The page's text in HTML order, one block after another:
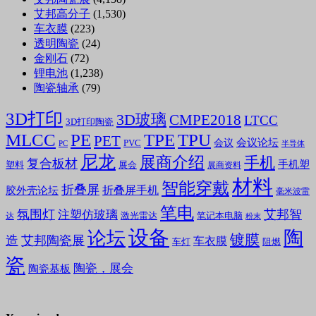
艾邦高分子 (1,530)
车衣膜 (223)
透明陶瓷 (24)
金刚石 (72)
锂电池 (1,238)
陶瓷轴承 (79)
3D打印 3D打印陶瓷 3D玻璃 CMPE2018 LTCC
MLCC PC PE PET PVC TPETPU 会议 会议论坛 半导体
塑料 复合板材 尼龙 展会 展商介绍 展商资料 手机 手机塑
胶外壳论坛 折叠屏 折叠屏手机 智能穿戴材料 毫米波雷
达 氛围灯 注塑仿玻璃 激光雷达 笔电 笔记本电脑 粉末 艾邦智
造 艾邦陶瓷展 论坛设备 车灯 车衣膜 镀膜 阻燃 陶
瓷 陶瓷基板 陶瓷，展会